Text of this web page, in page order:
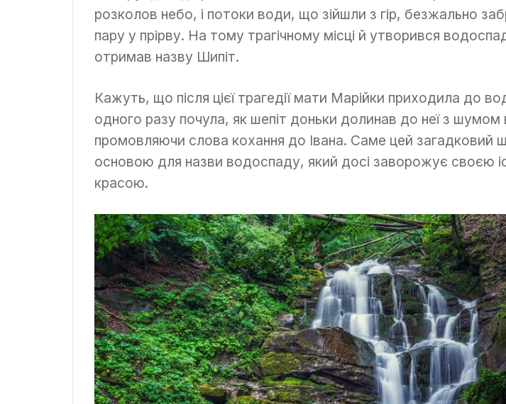
розколов небо, і потоки води, що зійшли з гір, безжально
пару у прірву. На тому трагічному місці й утворився
отримав назву Шипіт.
Кажуть, що після цієї трагедії мати Марійки приходила до
одного разу почула, як шепіт доньки долинав до неї з
промовляючи слова кохання до Івана. Саме цей загадковий
основою для назви водоспаду, який досі заворожує своєю
красою.